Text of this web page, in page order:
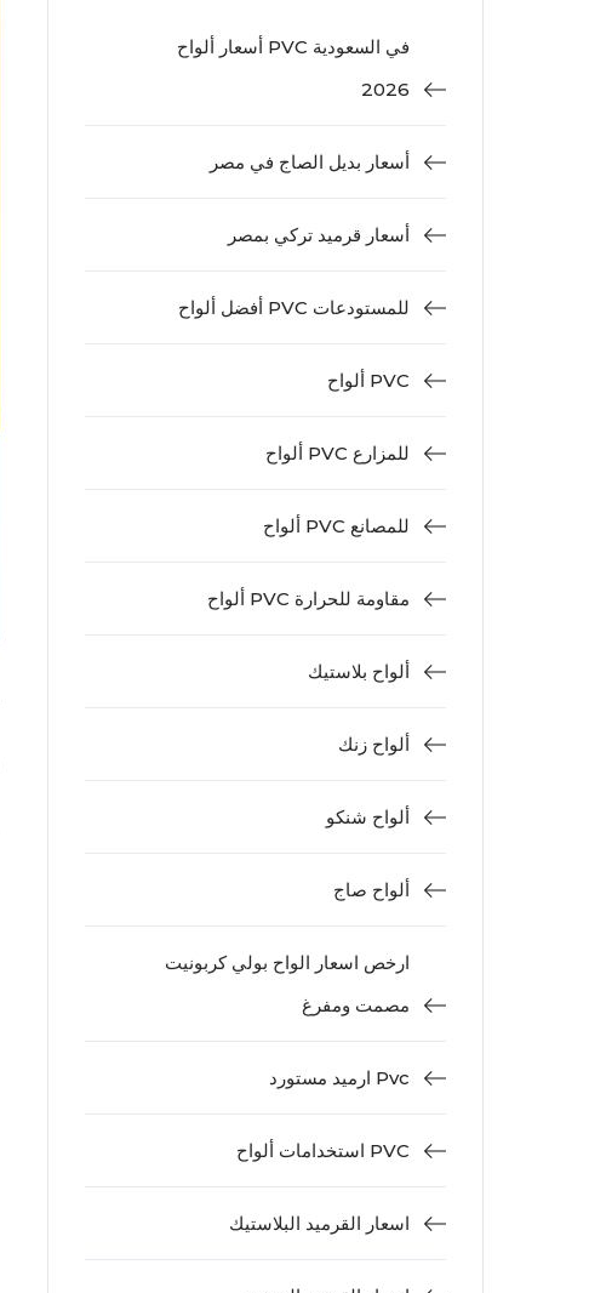
أسعار ألواح PVC في السعودية
2026
أسعار بديل الصاج في مصر
أسعار قرميد تركي بمصر
أفضل ألواح PVC للمستودعات
ألواح PVC
ألواح PVC للمزارع
ألواح PVC للمصانع
ألواح PVC مقاومة للحرارة
ألواح بلاستيك
ألواح زنك
ألواح شنكو
ألواح صاج
ارخص اسعار الواح بولي كربونيت
مصمت ومفرغ
ارميد مستورد Pvc
استخدامات ألواح PVC
اسعار القرميد البلاستيك